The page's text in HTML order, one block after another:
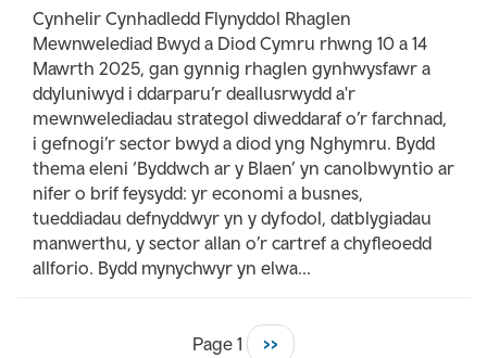
Cynhelir Cynhadledd Flynyddol Rhaglen
Mewnwelediad Bwyd a Diod Cymru rhwng 10 a 14
Mawrth 2025, gan gynnig rhaglen gynhwysfawr a
ddyluniwyd i ddarparu’r deallusrwydd a'r
mewnwelediadau strategol diweddaraf o’r farchnad,
i gefnogi’r sector bwyd a diod yng Nghymru. Bydd
thema eleni ‘Byddwch ar y Blaen’ yn canolbwyntio ar
nifer o brif feysydd: yr economi a busnes,
tueddiadau defnyddwyr yn y dyfodol, datblygiadau
manwerthu, y sector allan o’r cartref a chyfleoedd
allforio. Bydd mynychwyr yn elwa...
Page 1
Next
>>